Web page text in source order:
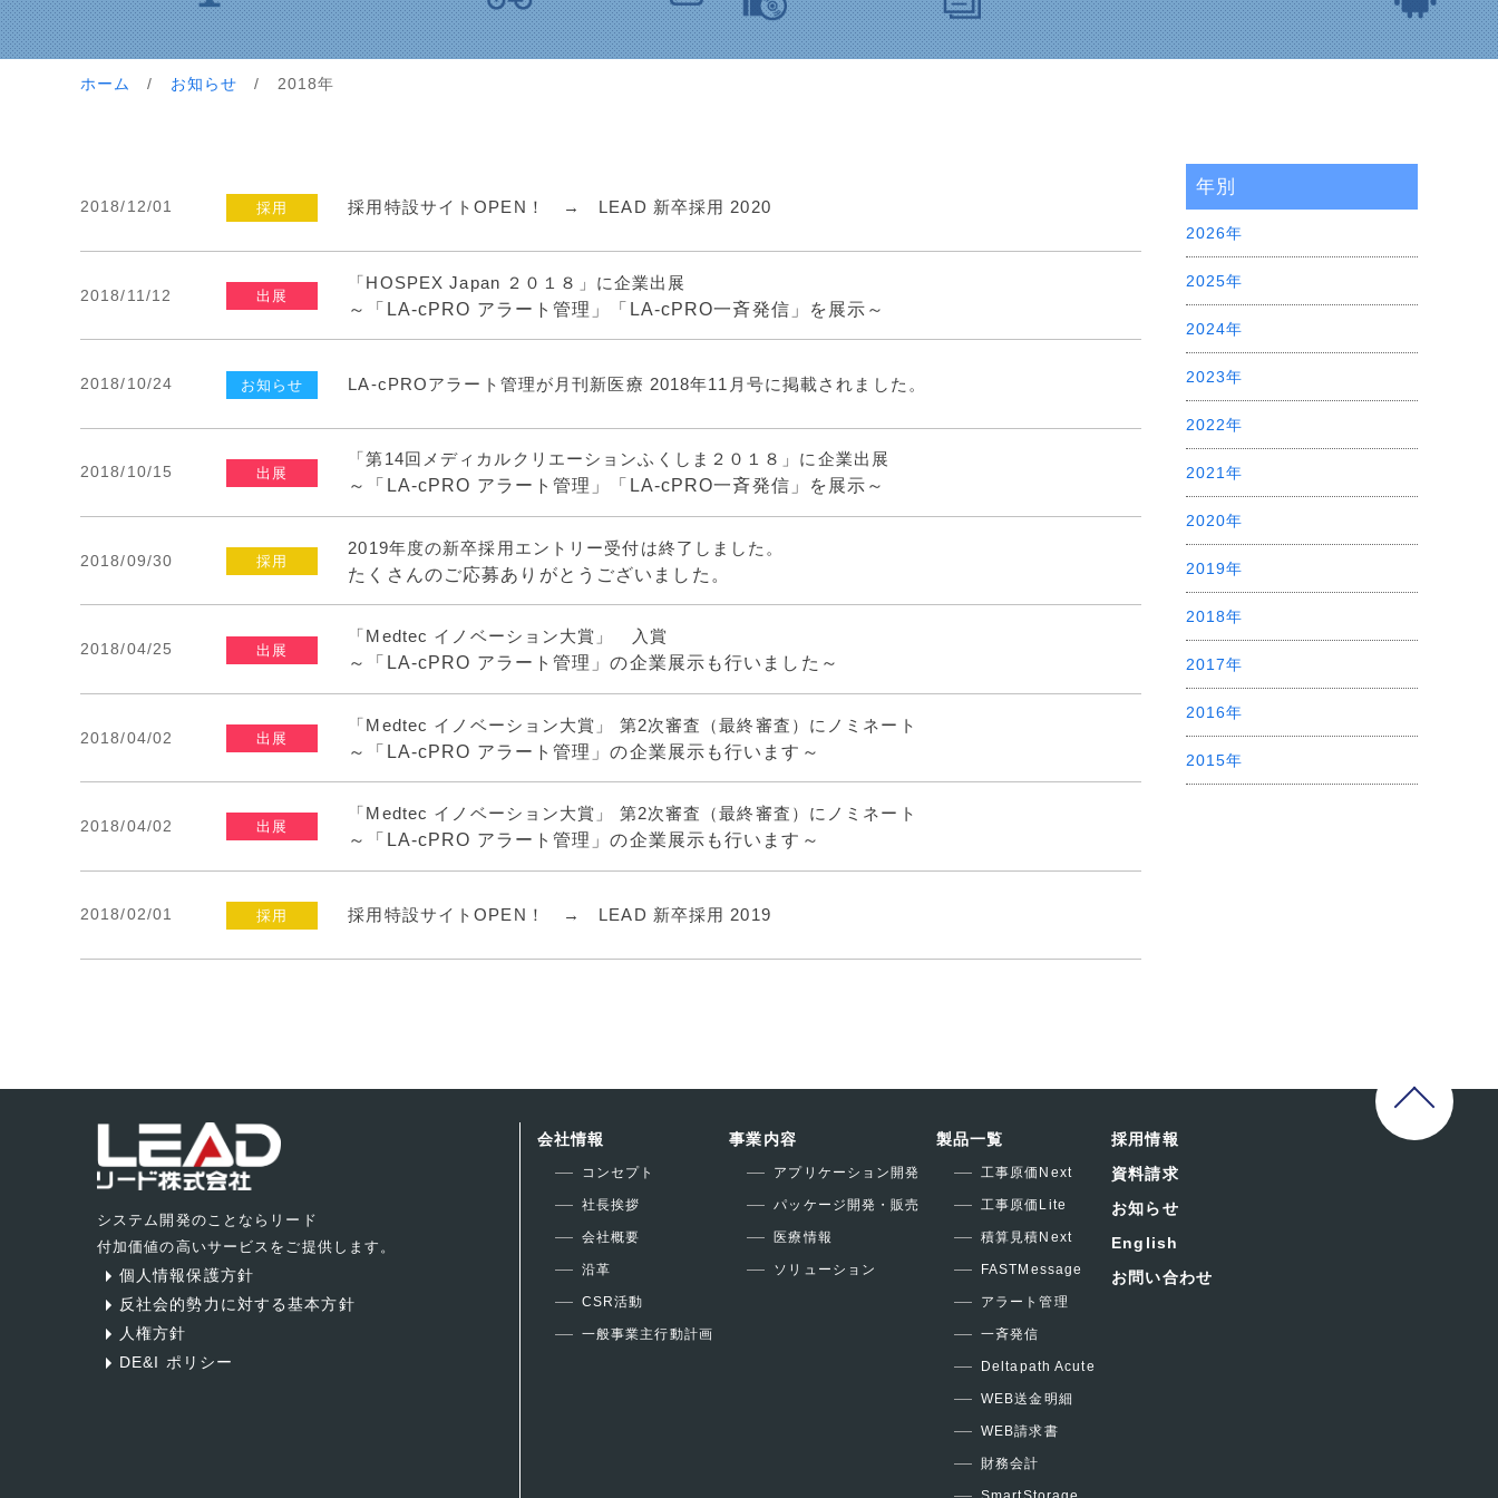
ホーム / お知らせ / 2018年
2018/12/01 採用 採用特設サイトOPEN！ → LEAD 新卒採用 2020
2018/11/12 出展
「HOSPEX Japan ２０１８」に企業出展
～「LA-cPRO アラート管理」「LA-cPRO一斉発信」を展示～
2018/10/24 お知らせ LA-cPROアラート管理が月刊新医療 2018年11月号に掲載されました。
2018/10/15 出展
「第14回メディカルクリエーションふくしま２０１８」に企業出展
～「LA-cPRO アラート管理」「LA-cPRO一斉発信」を展示～
2018/09/30 採用
2019年度の新卒採用エントリー受付は終了しました。
たくさんのご応募ありがとうございました。
2018/04/25 出展
「Medtec イノベーション大賞」 入賞
～「LA-cPRO アラート管理」の企業展示も行いました～
2018/04/02 出展
「Medtec イノベーション大賞」 第2次審査（最終審査）にノミネート
～「LA-cPRO アラート管理」の企業展示も行います～
2018/04/02 出展
「Medtec イノベーション大賞」 第2次審査（最終審査）にノミネート
～「LA-cPRO アラート管理」の企業展示も行います～
2018/02/01 採用 採用特設サイトOPEN！ → LEAD 新卒採用 2019
年別
2026年
2025年
2024年
2023年
2022年
2021年
2020年
2019年
2018年
2017年
2016年
2015年
システム開発のことならリード
付加価値の高いサービスをご提供します。
個人情報保護方針
反社会的勢力に対する基本方針
人権方針
DE&I ポリシー
会社情報
コンセプト
社長挨拶
会社概要
沿革
CSR活動
一般事業主行動計画
事業内容
アプリケーション開発
パッケージ開発・販売
医療情報
ソリューション
製品一覧
工事原価Next
工事原価Lite
積算見積Next
FASTMessage
アラート管理
一斉発信
Deltapath Acute
WEB送金明細
WEB請求書
財務会計
採用情報
資料請求
お知らせ
English
お問い合わせ